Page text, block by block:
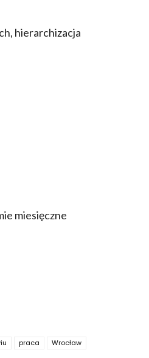
hierarchizacja
miesięczne
praca Wrocław